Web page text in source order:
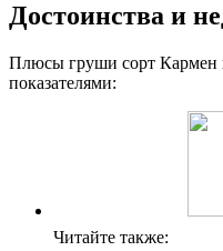
Достоинства и
Плюсы груши сорт Кармен
показателями:
Читайте также: